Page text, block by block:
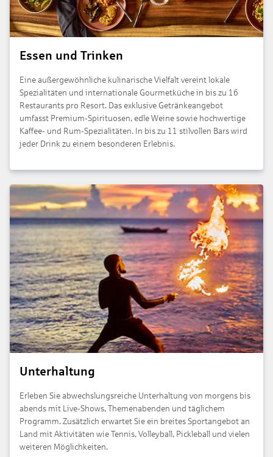
Essen und Trinken
Eine außergewöhnliche kulinarische Vielfalt vereint lokale
Spezialitäten und internationale Gourmetküche in bis zu 16
Restaurants pro Resort. Das exklusive Getränkeangebot
umfasst Premium-Spirituosen, edle Weine sowie hochwertige
Kaffee- und Rum-Spezialitäten. In bis zu 11 stilvollen Bars wird
jeder Drink zu einem besonderen Erlebnis.
Unterhaltung
Erleben Sie abwechslungsreiche Unterhaltung von morgens bis
abends mit Live-Shows, Themenabenden und täglichem
Programm. Zusätzlich erwartet Sie ein breites Sportangebot an
Land mit Aktivitäten wie Tennis, Volleyball, Pickleball und vielen
weiteren Möglichkeiten.